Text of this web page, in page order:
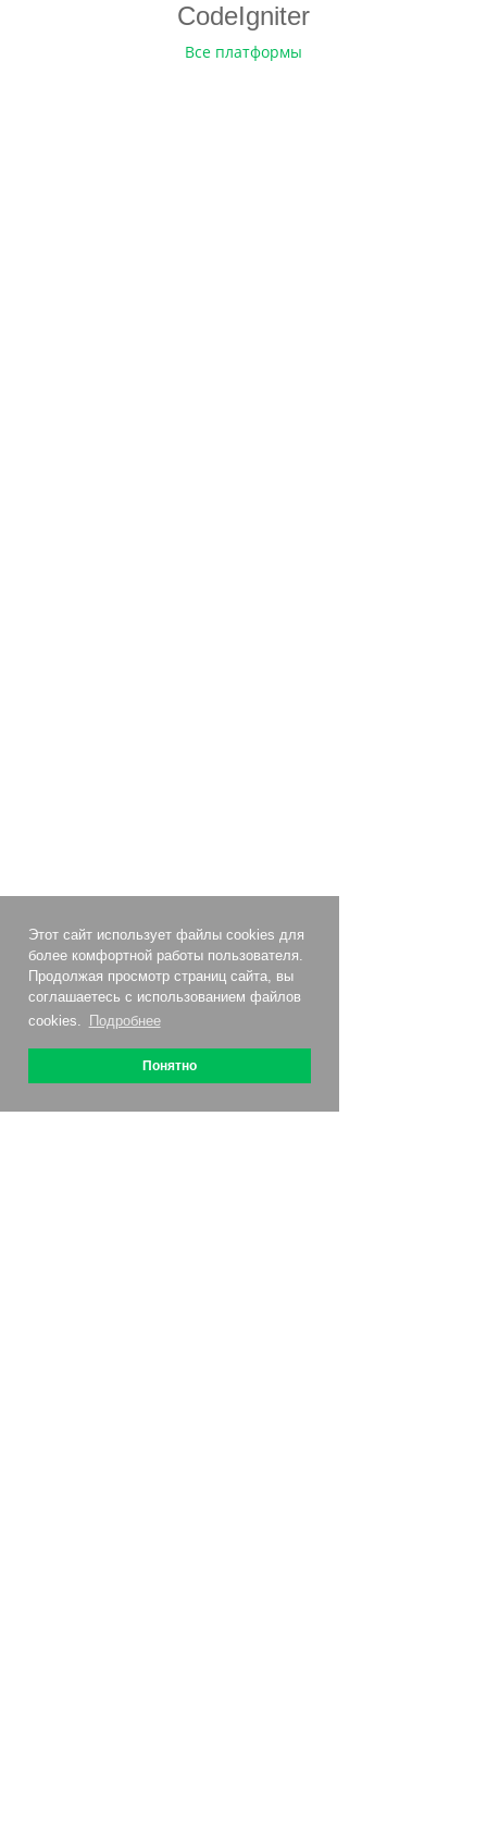
Этот сайт использует файлы cookies для
более комфортной работы пользователя.
Продолжая просмотр страниц сайта, вы
соглашаетесь с использованием файлов
cookies.
Подробнее
Понятно
CodeIgniter
Все платформы